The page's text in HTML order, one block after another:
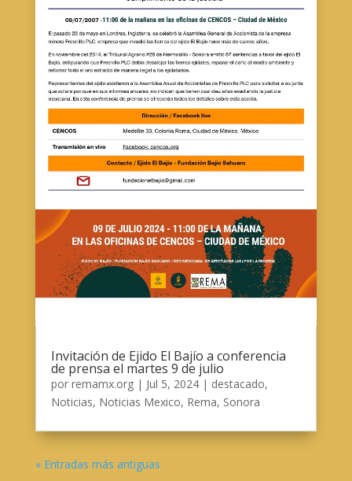
Invitación de Ejido El Bajío a conferencia
de prensa el martes 9 de julio
por remamx.org| Jul 5, 2024| destacado,
Noticias, Noticias Mexico, Rema, Sonora
« Entradas más antiguas